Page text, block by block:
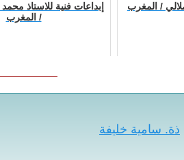
/ المغرب
إبداعات فنية للاستاذ
/ المغرب
ذة. سامية خليفة